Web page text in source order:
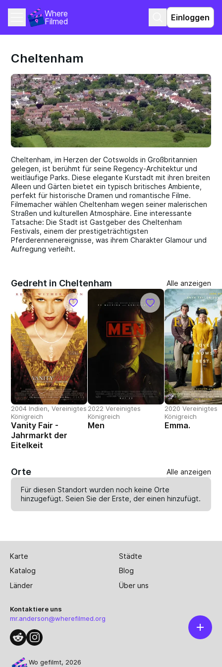
Where
Filmed
Einloggen
Cheltenham
Cheltenham, im Herzen der Cotswolds in Großbritannien
gelegen, ist berühmt für seine Regency-Architektur und
weitläufige Parks. Diese elegante Kurstadt mit ihren breiten
Alleen und Gärten bietet ein typisch britisches Ambiente,
perfekt für historische Dramen und romantische Filme.
Filmemacher wählen Cheltenham wegen seiner malerischen
Straßen und kulturellen Atmosphäre. Eine interessante
Tatsache: Die Stadt ist Gastgeber des Cheltenham
Festivals, einem der prestigeträchtigsten
Pferderennenereignisse, was ihrem Charakter Glamour und
Aufregung verleiht.
Gedreht in Cheltenham Alle anzeigen
2004 Indien, Vereinigtes
Königreich
Vanity Fair -
Jahrmarkt der
Eitelkeit
2022 Vereinigtes
Königreich
Men
2020 Vereinigtes
Königreich
Emma.
Orte Alle anzeigen
Für diesen Standort wurden noch keine Orte
hinzugefügt. Seien Sie der Erste, der einenhinzufügt.
Karte
Städte
Katalog
Blog
Länder
Über uns
Kontaktiere uns
mr.anderson@wherefilmed.org
Wo gefilmt, 2026